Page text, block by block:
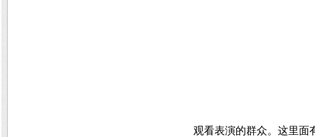
观看表演的群众。 这里面